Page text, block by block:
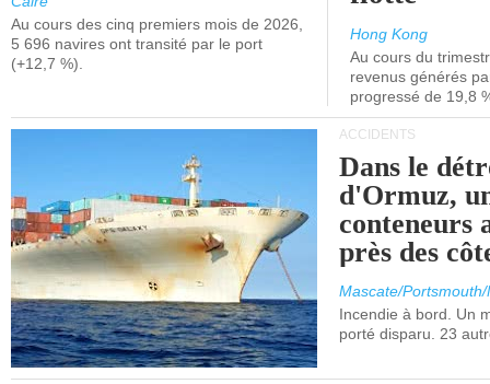
Au cours des cinq premiers mois de 2026,
5 696 navires ont transité par le port
(+12,7 %).
Hong Kong
Au cours du
revenus générés
progressé de 19,8
ACCIDENTS
Dans le
d'Ormuz,
conteneurs
près des
Mascate/
Incendie à bord. Un
porté disparu. 23